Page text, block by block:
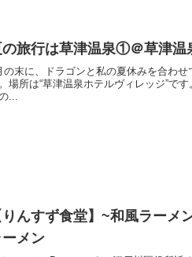
の旅行は草津温泉①＠草津温
の末に、ドラゴンと私の夏休みを合わ
場所は“草津温泉ホテルヴィレッジ”で
...
りんすず食堂】~和風ラーメ
ーメン